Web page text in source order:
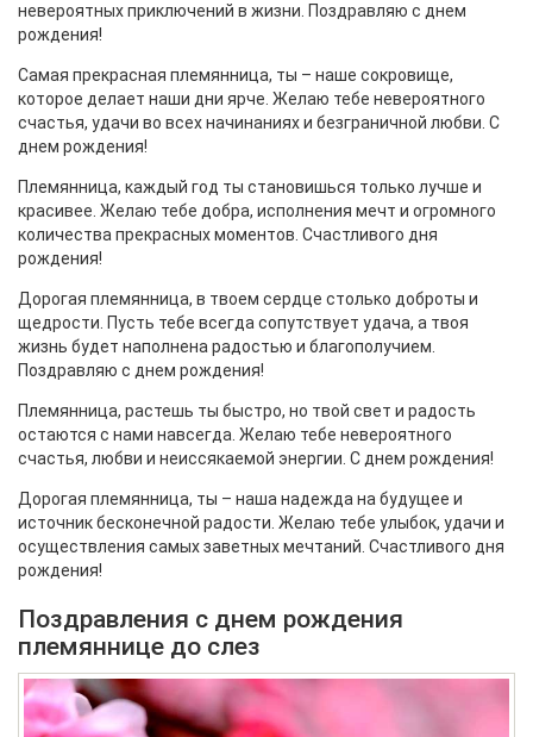
невероятных приключений в жизни. Поздравляю с днем
рождения!
Самая прекрасная племянница, ты – наше сокровище,
которое делает наши дни ярче. Желаю тебе невероятного
счастья, удачи во всех начинаниях и безграничной любви. С
днем рождения!
Племянница, каждый год ты становишься только лучше и
красивее. Желаю тебе добра, исполнения мечт и огромного
количества прекрасных моментов. Счастливого дня
рождения!
Дорогая племянница, в твоем сердце столько доброты и
щедрости. Пусть тебе всегда сопутствует удача, а твоя
жизнь будет наполнена радостью и благополучием.
Поздравляю с днем рождения!
Племянница, растешь ты быстро, но твой свет и радость
остаются с нами навсегда. Желаю тебе невероятного
счастья, любви и неиссякаемой энергии. С днем рождения!
Дорогая племянница, ты – наша надежда на будущее и
источник бесконечной радости. Желаю тебе улыбок, удачи и
осуществления самых заветных мечтаний. Счастливого дня
рождения!
Поздравления с днем рождения
племяннице до слез